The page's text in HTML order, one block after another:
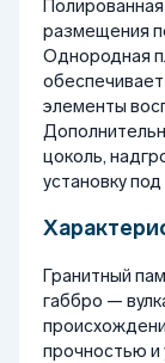
размещения
Однородная
элементы
цоколь,
установку
Гранитный
габбро —
прочностью и